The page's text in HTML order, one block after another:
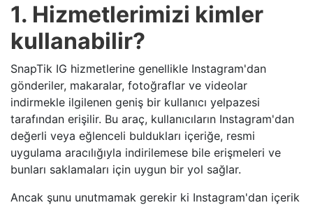
1. Hizmetlerimizi kimler
kullanabilir?
SnapTik IG hizmetlerine genellikle Instagram'dan
gönderiler, makaralar, fotoğraflar ve videolar
indirmekle ilgilenen geniş bir kullanıcı yelpazesi
tarafından erişilir. Bu araç, kullanıcıların Instagram'dan
değerli veya eğlenceli buldukları içeriğe, resmi
uygulama aracılığıyla indirilemese bile erişmeleri ve
bunları saklamaları için uygun bir yol sağlar.
Ancak şunu unutmamak gerekir ki Instagram'dan içerik